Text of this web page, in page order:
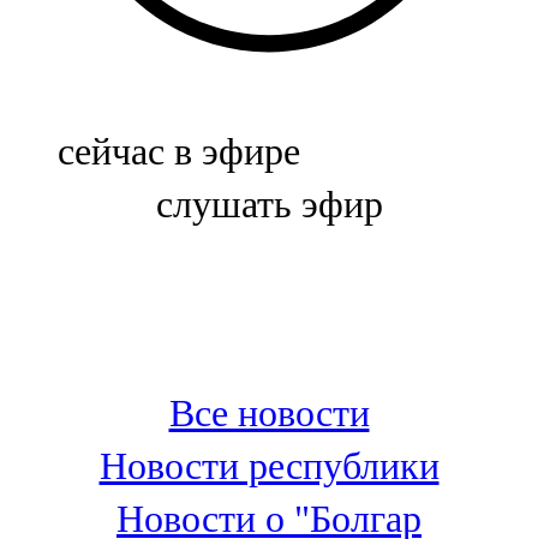
Биләр
Болгар
100,3 FM
Зәй
106,6 FM
сейчас в эфире
слушать эфир
Все новости
Новости республики
Новости о "Болгар